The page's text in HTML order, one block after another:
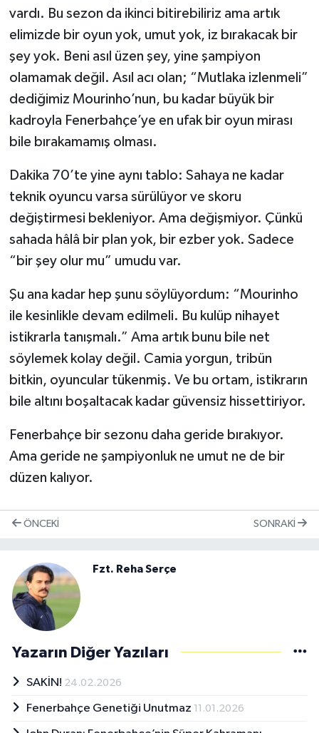
vardı. Bu sezon da ikinci bitirebiliriz ama artık
elimizde bir oyun yok, umut yok, iz bırakacak bir
şey yok. Beni asıl üzen şey, yine şampiyon
olamamak değil. Asıl acı olan; “Mutlaka izlenmeli”
dediğimiz Mourinho’nun, bu kadar büyük bir
kadroyla Fenerbahçe’ye en ufak bir oyun mirası
bile bırakamamış olması.
Dakika 70’te yine aynı tablo: Sahaya ne kadar
teknik oyuncu varsa sürülüyor ve skoru
değiştirmesi bekleniyor. Ama değişmiyor. Çünkü
sahada hâlâ bir plan yok, bir ezber yok. Sadece
“bir şey olur mu” umudu var.
Şu ana kadar hep şunu söylüyordum: “Mourinho
ile kesinlikle devam edilmeli. Bu kulüp nihayet
istikrarla tanışmalı.” Ama artık bunu bile net
söylemek kolay değil. Camia yorgun, tribün
bitkin, oyuncular tükenmiş. Ve bu ortam, istikrarın
bile altını boşaltacak kadar güvensiz hissettiriyor.
Fenerbahçe bir sezonu daha geride bırakıyor.
Ama geride ne şampiyonluk ne umut ne de bir
düzen kalıyor.
ÖNCEKI SONRAKI
Fzt. Reha Serçe
Yazarın Diğer Yazıları
SAKİN! 24.02.2026
Fenerbahçe Genetiği Unutmaz 11.01.2026